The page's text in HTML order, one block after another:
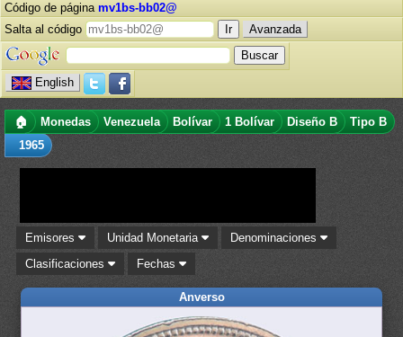
Código de página mv1bs-bb02@
Salta al código
Avanzada
English
🏠 Monedas Venezuela Bolívar 1 Bolívar Diseño B
Tipo B
1965
Emisores Unidad Monetaria
Denominaciones
Clasificaciones
Fechas
Anverso